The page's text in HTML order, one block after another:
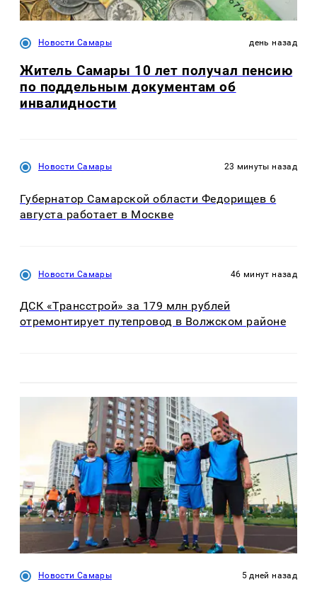
Новости Самары день назад
Житель Самары 10 лет получал пенсию
по поддельным документам об
инвалидности
Новости Самары 23 минуты назад
Губернатор Самарской области Федорищев 6
августа работает в Москве
Новости Самары 46 минут назад
ДСК «Трансстрой» за 179 млн рублей
отремонтирует путепровод в Волжском районе
Новости Самары 5 дней назад